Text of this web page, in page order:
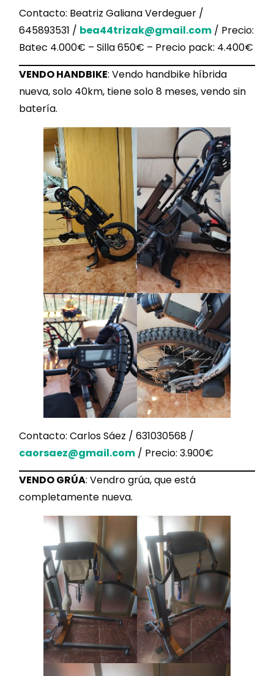
Contacto: Beatriz Galiana Verdeguer /
645893531 / bea44trizak@gmail.com / Precio:
Batec 4.000€ – Silla 650€ – Precio pack: 4.400€
VENDO HANDBIKE: Vendo handbike híbrida
nueva, solo 40km, tiene solo 8 meses, vendo sin
batería.
Contacto: Carlos Sáez / 631030568 /
caorsaez@gmail.com / Precio: 3.900€
VENDO GRÚA: Vendro grúa, que está
completamente nueva.